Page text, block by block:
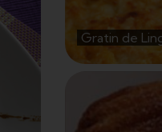
Gratin de
Gratin
Voir